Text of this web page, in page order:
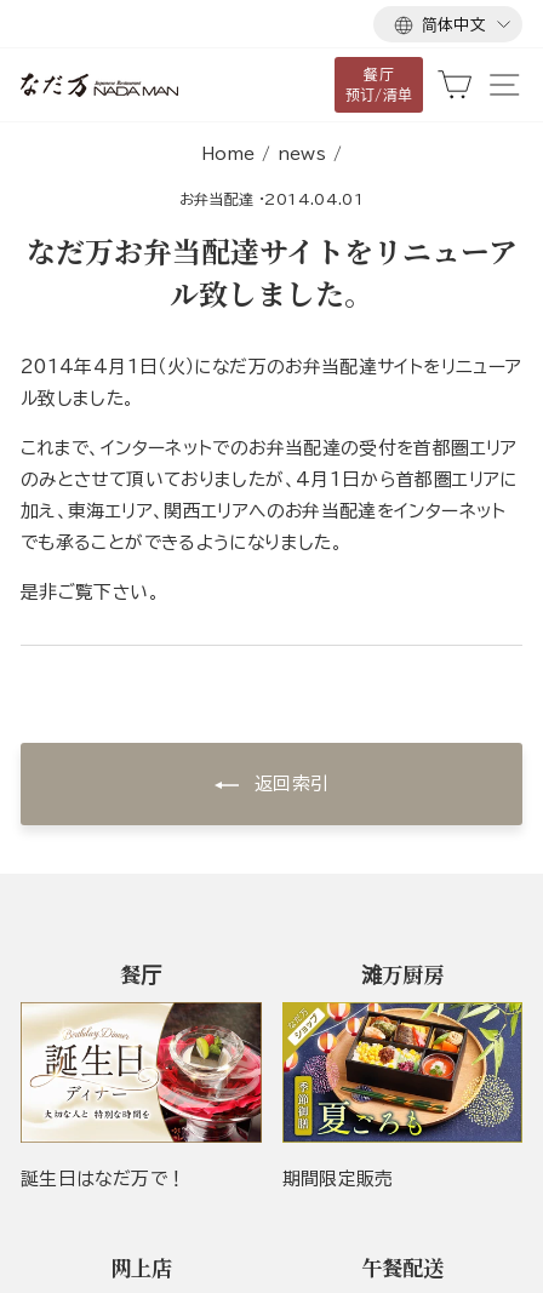
语
言
简体中文
餐厅
预订/清单
大车
Home / news /
お弁当配達 ·2014.04.01
なだ万お弁当配達サイトをリニューア
ル致しました。
2014年4月1日（火）になだ万のお弁当配達サイトをリニューア
ル致しました。
これまで、インターネットでのお弁当配達の受付を首都圏エリア
のみとさせて頂いておりましたが、4月1日から首都圏エリアに
加え、東海エリア、関西エリアへのお弁当配達をインターネット
でも承ることができるようになりました。
是非ご覧下さい。
返回索引
餐厅
誕生日はなだ万で！
滩万厨房
期間限定販売
网上店 午餐配送